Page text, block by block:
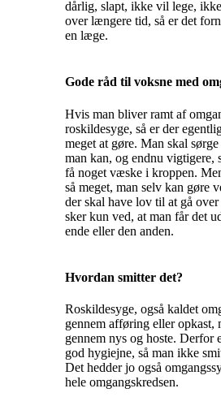
dårlig, slapt, ikke vil lege,
over længere tid, så er det
en læge.
Gode råd til voksne med
Hvis man bliver ramt af
roskildesyge, så er der
meget at gøre. Man skal
man kan, og endnu vigtigere,
få noget væske i kroppen.
så meget, man selv kan gøre
der skal have lov til at gå
sker kun ved, at man får det
ende eller den anden.
Hvordan smitter det?
Roskildesyge, også kaldet
gennem afføring eller opkast,
gennem nys og hoste. Derfor
god hygiejne, så man ikke
Det hedder jo også
hele omgangskredsen.